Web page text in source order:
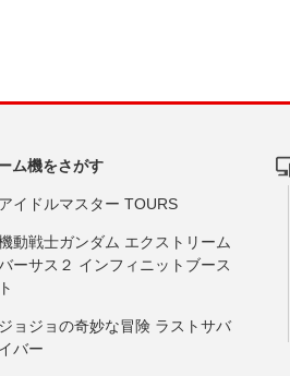
ム機をさがす
アイドルマスター TOURS
動戦士ガンダム エクストリーム
ーサス２ インフィニットブース
ト
ジョジョの奇妙な冒険 ラストサバ
イバー